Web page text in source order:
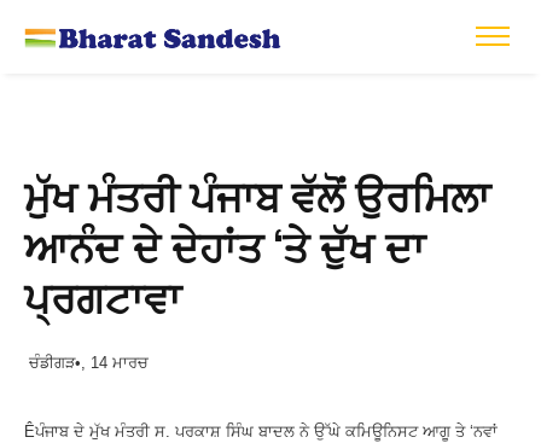
ਮੁੱਖ ਮੰਤਰੀ ਪੰਜਾਬ ਵੱਲੋਂ ਉਰਮਿਲਾ
ਆਨੰਦ ਦੇ ਦੇਹਾਂਤ ‘ਤੇ ਦੁੱਖ ਦਾ
ਪ੍ਰਗਟਾਵਾ
ਚੰਡੀਗੜ•, 14 ਮਾਰਚ
Êਪੰਜਾਬ ਦੇ ਮੁੱਖ ਮੰਤਰੀ ਸ. ਪਰਕਾਸ਼ ਸਿੰਘ ਬਾਦਲ ਨੇ ਉੱਘੇ ਕਮਿਊਨਿਸਟ ਆਗੂ ਤੇ ‘ਨਵਾਂ